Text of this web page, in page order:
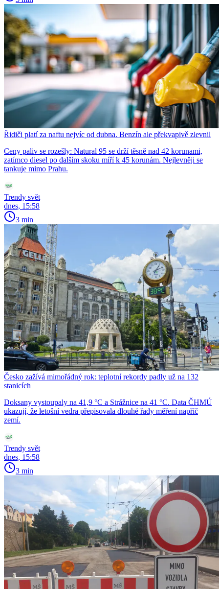
Řidiči platí za naftu nejvíc od dubna. Benzín ale překvapivě zlevnil
Ceny paliv se rozešly: Natural 95 se drží těsně nad 42 korunami,
zatímco diesel po dalším skoku míří k 45 korunám. Nejlevněji se
tankuje mimo Prahu.
Trendy svět
dnes, 15:58
3 min
Česko zažívá mimořádný rok: teplotní rekordy padly už na 132
stanicích
Doksany vystoupaly na 41,9 °C a Strážnice na 41 °C. Data ČHMÚ
ukazují, že letošní vedra přepisovala dlouhé řady měření napříč
zemí.
Trendy svět
dnes, 15:58
3 min